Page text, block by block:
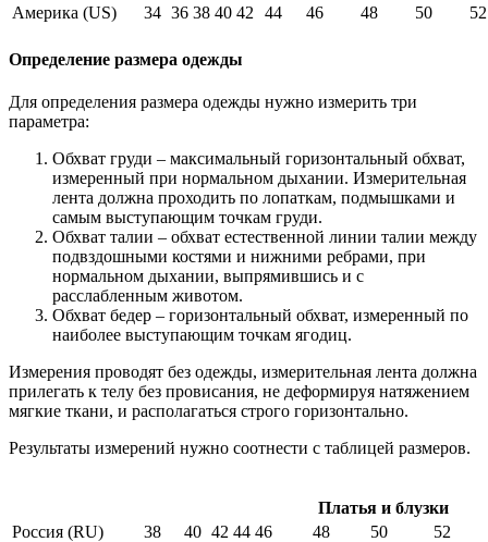
Америка (US)
34 36 38 40 42 44 46 48 50 52
Определение размера одежды
Для определения размера одежды нужно измерить три
параметра:
Обхват груди – максимальный горизонтальный обхват,
измеренный при нормальном дыхании. Измерительная
лента должна проходить по лопаткам, подмышками и
самым выступающим точкам груди.
Обхват талии – обхват естественной линии талии между
подвздошными костями и нижними ребрами, при
нормальном дыхании, выпрямившись и с
расслабленным животом.
Обхват бедер – горизонтальный обхват, измеренный по
наиболее выступающим точкам ягодиц.
Измерения проводят без одежды, измерительная лента должна
прилегать к телу без провисания, не деформируя натяжением
мягкие ткани, и располагаться строго горизонтально.
Результаты измерений нужно соотнести с таблицей размеров.
Платья и блузки
Россия (RU)
38 40 42 44 46 48 50
52